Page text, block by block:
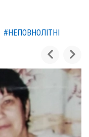
#НЕПОВНОЛІТНІ